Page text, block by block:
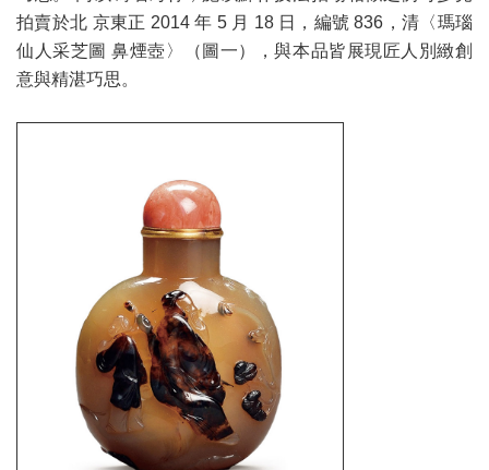
拍賣於北 京東正 2014 年 5 月 18 日，編號 836，清〈瑪瑙
仙人采芝圖 鼻煙壺〉（圖一），與本品皆展現匠人別緻創
意與精湛巧思。